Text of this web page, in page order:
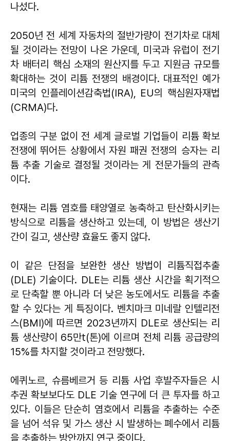
나섰다.
2050년 전 세계 자동차의 절반가량이 전기차로 대체
될 것이라는 전망이 나온 가운데, 미국과 유럽이 전기
차 배터리 핵심 소재의 원산지를 두고 지원금 규모를
확대하는 것이 리튬 전쟁의 배경이다. 대표적인 예가
미국의 인플레이션감축법(IRA), EU의 핵심원자재법
(CRMA)다.
업종의 구분 없이 전 세계 글로벌 기업들이 리튬 확보
전쟁에 뛰어든 상황에서 자원 패권 전쟁의 승자는 리
튬 추출 기술로 결정될 것이라는 게 전문가들의 관측
이다.
현재는 리튬 염호를 태양열로 농축하고 탄산화시키는
방식으로 리튬을 생산하고 있는데, 이 방법은 생산기
간이 길고, 생산량 효율도 좋지 않다.
이 같은 단점을 보완한 생산 방법이 리튬직접추출
(DLE) 기술이다. DLE는 리튬 생산 시간을 획기적으
로 단축할 뿐 아니라 더 낮은 농도에서도 리튬을 추출
할 수 있다는 게 특징이다. 벤치마크 미네랄 인텔리전
스(BMI)에 따르면 2023년까지 DLE로 생산되는 리
튬 생산량이 65만t(톤)에 이르며 전체 리튬 공급량의
15%를 차지할 것이라고 전망했다.
에퀴노르, 슈름베르거 등 리튬 사업 후발주자들은 시
추권 확보보다도 DLE 기술 연구에 더 큰 투자를 하고
있다. 이들은 단순히 염호에서 리튬을 추출하는 수준
을 넘어 석유 및 가스 생산 시 발생하는 폐수에서 리튬
을 추출하는 방안까지 연구 중이다.